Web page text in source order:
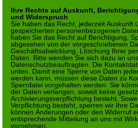
Ihre Rechte auf Auskunft,
und Widerspruch
Sie haben das Recht, jederzeit Auskunft
gespeicherten personenbezogenen
haben Sie das Recht auf Berichtigung,
abgesehen von der vorgeschriebenen
Geschäftsabwicklung, Löschung Ihrer
Daten. Bitte wenden Sie sich dazu an
Datenschutzbeauftragten. Die
unten. Damit eine Sperre von Daten
werden kann, müssen diese Daten zu
Sperrdatei vorgehalten werden. Sie
der Daten verlangen, soweit keine
Archivierungsverpflichtung besteht.
Verpflichtung besteht, sperren wir Ihre
können Änderungen oder den Widerruf
entsprechende Mitteilung an uns mit
vornehmen.